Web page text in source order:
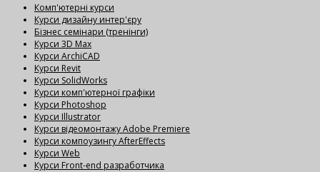
Комп'ютерні курси
Курси дизайну интер'єру
Бізнес семінари (тренінги)
Курси 3D Max
Курси ArchiCAD
Курси Revit
Курси SolidWorks
Курси комп'ютерної графіки
Курси Photoshop
Курси Illustrator
Курси відеомонтажу Adobe Premiere
Курси компоузингу AfterEffects
Курси Web
Курси Front-end разработчика